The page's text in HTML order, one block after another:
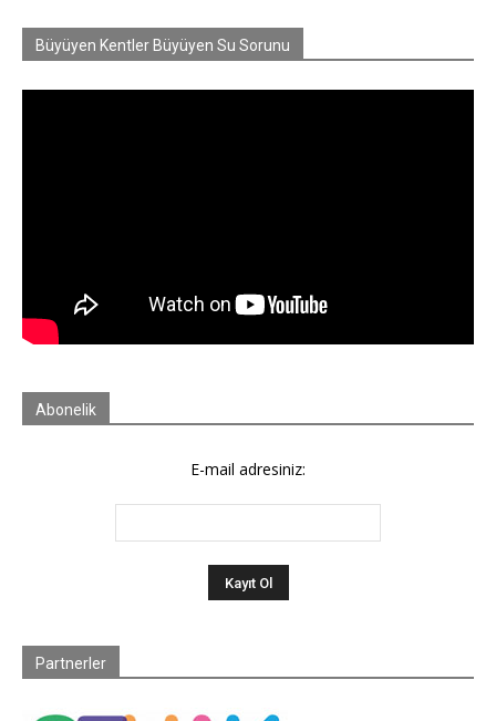
Büyüyen Kentler Büyüyen Su Sorunu
Abonelik
E-mail adresiniz:
Partnerler